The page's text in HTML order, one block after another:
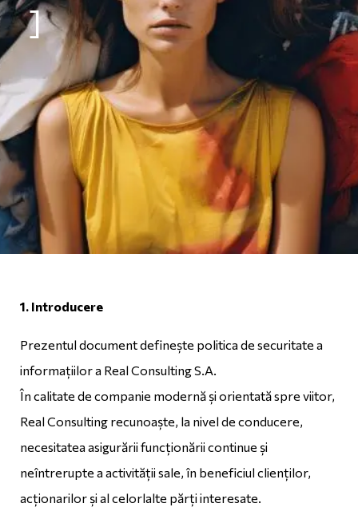
1. Introducere
Prezentul document definește politica de securitate a
informațiilor a Real Consulting S.A.
În calitate de companie modernă și orientată spre viitor,
Real Consulting recunoaște, la nivel de conducere,
necesitatea asigurării funcționării continue și
neîntrerupte a activității sale, în beneficiul clienților,
acționarilor și al celorlalte părți interesate.